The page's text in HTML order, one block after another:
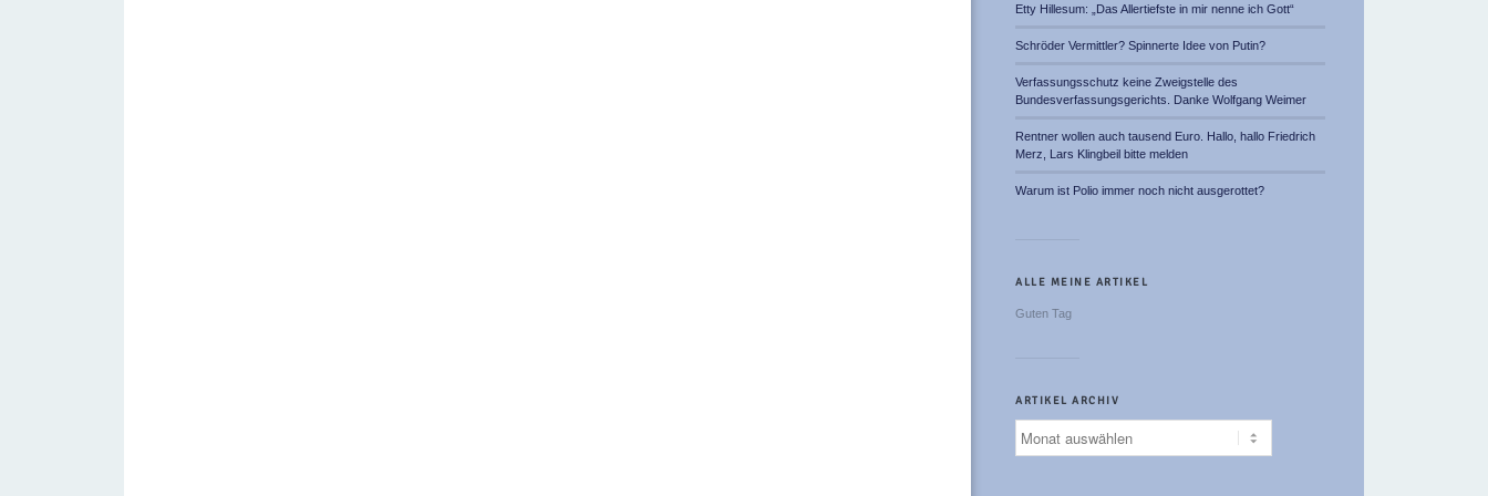
Etty Hillesum: „Das Allertiefste in mir nenne ich Gott“
Schröder Vermittler? Spinnerte Idee von Putin?
Verfassungsschutz keine Zweigstelle des
Bundesverfassungsgerichts. Danke Wolfgang Weimer
Rentner wollen auch tausend Euro. Hallo, hallo Friedrich
Merz, Lars Klingbeil bitte melden
Warum ist Polio immer noch nicht ausgerottet?
ALLE MEINE ARTIKEL
Guten Tag
ARTIKEL ARCHIV
Artikel
Archiv